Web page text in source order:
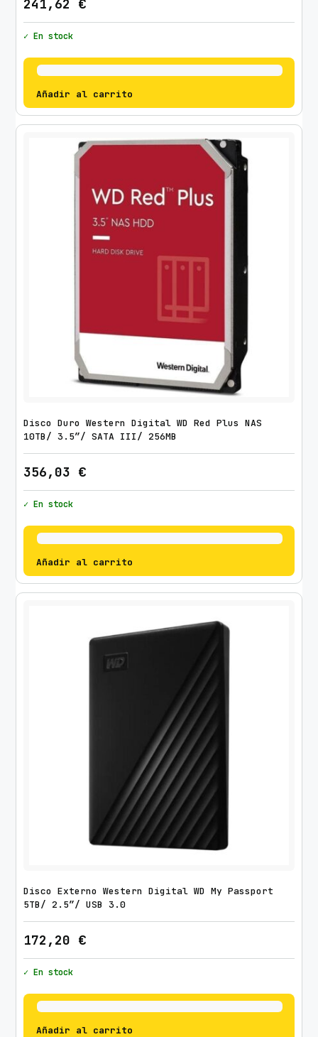
241,62 €
✓ En stock
Añadir al carrito
Disco Duro Western Digital WD Red Plus NAS
10TB/ 3.5″/ SATA III/ 256MB
356,03 €
✓ En stock
Añadir al carrito
Disco Externo Western Digital WD My Passport
5TB/ 2.5″/ USB 3.0
172,20 €
✓ En stock
Añadir al carrito